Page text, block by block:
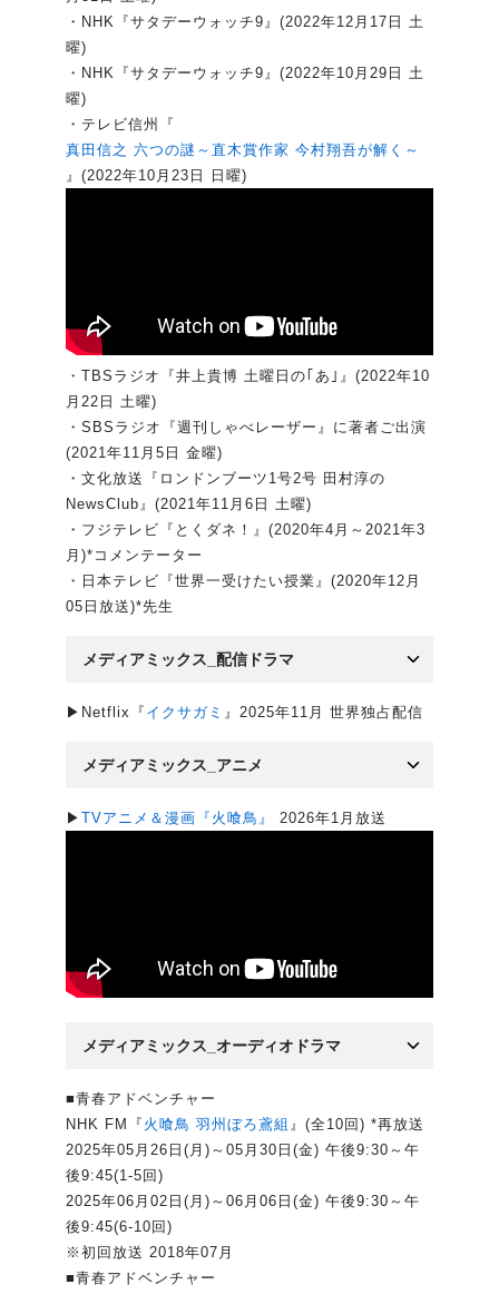
・NHK『サタデーウォッチ9』(2022年12月17日 土
曜)
・NHK『サタデーウォッチ9』(2022年10月29日 土
曜)
・テレビ信州『
真田信之 六つの謎～直木賞作家 今村翔吾が解く～
』(2022年10月23日 日曜)
・TBSラジオ『井上貴博 土曜日の｢あ｣』(2022年10
月22日 土曜)
・SBSラジオ『週刊しゃべレーザー』に著者ご出演
(2021年11月5日 金曜)
・文化放送『ロンドンブーツ1号2号 田村淳の
NewsClub』(2021年11月6日 土曜)
・フジテレビ『とくダネ！』(2020年4月～2021年3
月)*コメンテーター
・日本テレビ『世界一受けたい授業』(2020年12月
05日放送)*先生
メディアミックス_配信ドラマ
▶Netflix『 イクサガミ 』2025年11月 世界独占配信
メディアミックス_アニメ
▶ TVアニメ＆漫画『火喰鳥』 2026年1⽉放送
メディアミックス_オーディオドラマ
■青春アドベンチャー
NHK FM『 火喰鳥 羽州ぼろ鳶組 』(全10回) *再放送
2025年05月26日(月)～05月30日(金) 午後9:30～午
後9:45(1-5回)
2025年06月02日(月)～06月06日(金) 午後9:30～午
後9:45(6-10回)
※初回放送 2018年07月
■青春アドベンチャー